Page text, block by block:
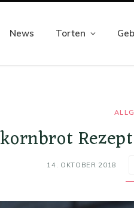
News Torten
14. OKTOBER 2018